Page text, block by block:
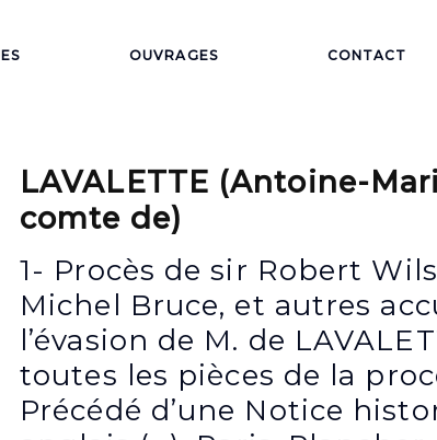
OUVRAGES CONTACT
LAVALETTE (Antoine-
comte de)
1- Procès de sir Robert
Michel Bruce, et autres
l’évasion de M. de
toutes les pièces de la
Précédé d’une Notice